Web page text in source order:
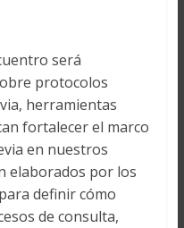
será
protocolos
herramientas
fortalecer el marco
en nuestros
elaborados por los
definir cómo
de consulta,